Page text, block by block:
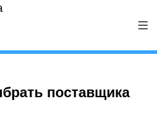
поставщика